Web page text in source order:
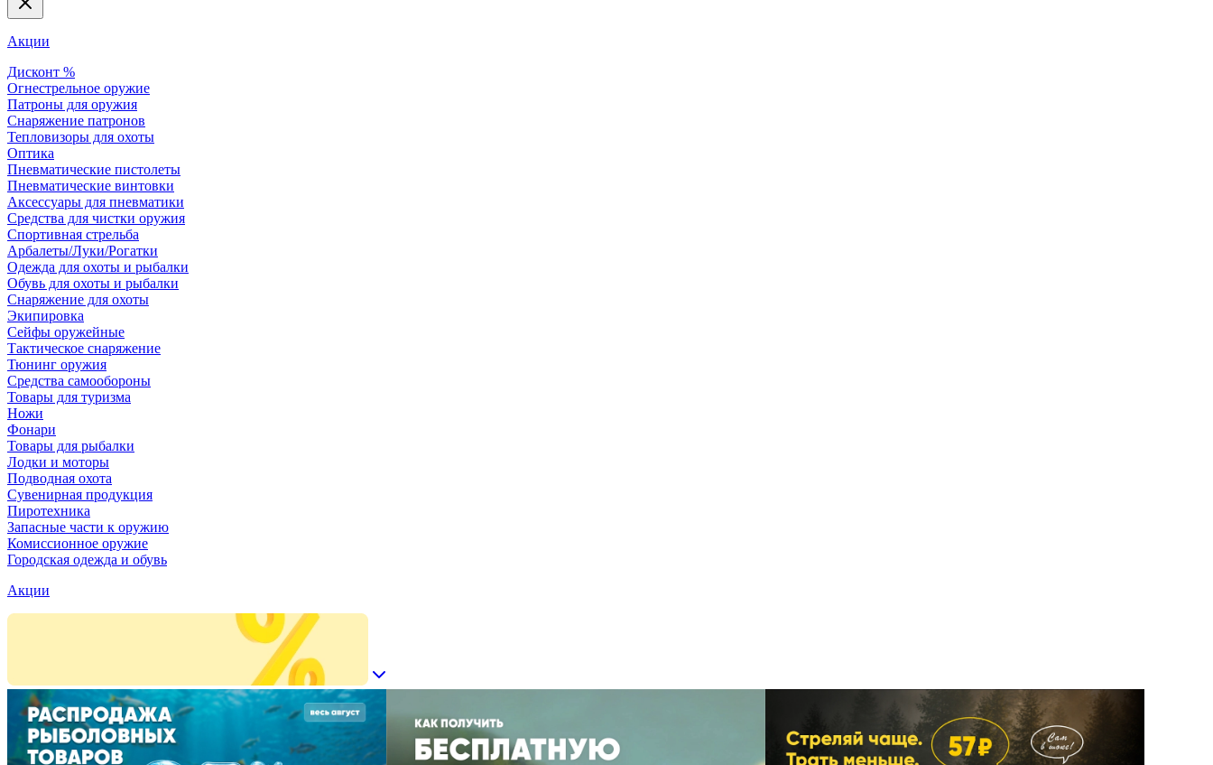
Акции
Дисконт %
Огнестрельное оружие
Патроны для оружия
Снаряжение патронов
Тепловизоры для охоты
Оптика
Пневматические пистолеты
Пневматические винтовки
Аксессуары для пневматики
Средства для чистки оружия
Спортивная стрельба
Арбалеты/Луки/Рогатки
Одежда для охоты и рыбалки
Обувь для охоты и рыбалки
Снаряжение для охоты
Экипировка
Сейфы оружейные
Тактическое снаряжение
Тюнинг оружия
Средства самообороны
Товары для туризма
Ножи
Фонари
Товары для рыбалки
Лодки и моторы
Подводная охота
Сувенирная продукция
Пиротехника
Запасные части к оружию
Комиссионное оружие
Городская одежда и обувь
Акции